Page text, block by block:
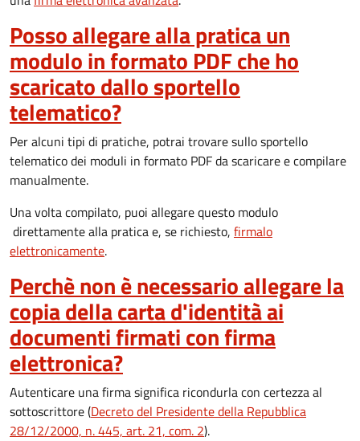
Posso allegare alla pratica un
modulo in formato PDF che ho
scaricato dallo sportello
telematico?
Per alcuni tipi di pratiche, potrai trovare sullo sportello
telematico dei moduli in formato PDF da scaricare e compilare
manualmente.
Una volta compilato, puoi allegare questo modulo
direttamente alla pratica e, se richiesto, firmalo
elettronicamente.
Perchè non è necessario allegare la
copia della carta d'identità ai
documenti firmati con firma
elettronica?
Autenticare una firma significa ricondurla con certezza al
sottoscrittore (Decreto del Presidente della Repubblica
28/12/2000, n. 445, art. 21, com. 2).